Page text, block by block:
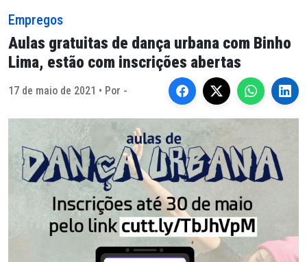
Empregos
Aulas gratuitas de dança urbana com Binho
Lima, estão com inscrições abertas
17 de maio de 2021 • Por -